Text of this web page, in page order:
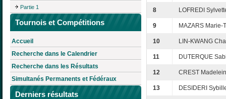
Partie 1
Tournois et Compétitions
Accueil
Recherche dans le Calendrier
Recherche dans les Résultats
Simultanés Permanents et Fédéraux
Derniers résultats
8 LOFREDI
9 MAZARS Marie-
10 LIN-KWANG
11 DUTERQUE
12 CREST
13 DESIDERI